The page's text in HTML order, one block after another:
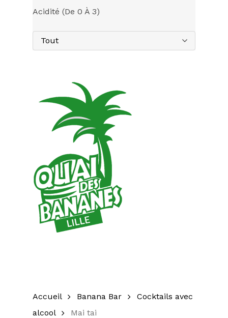
Acidité (de 0 À 3)
Tout
Accueil Banana Bar
Cocktails avec
alcool
Mai tai